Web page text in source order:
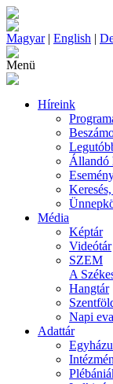
Magyar| English |
Menü
Híreink
Állandó
Média
Képtár
Videótár
SZEM
A
Hangtár
Napi
Adattár